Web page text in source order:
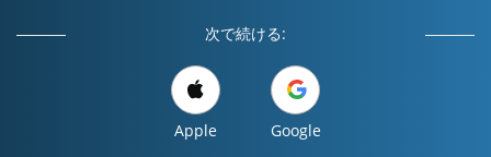
次で続ける:
Apple Google